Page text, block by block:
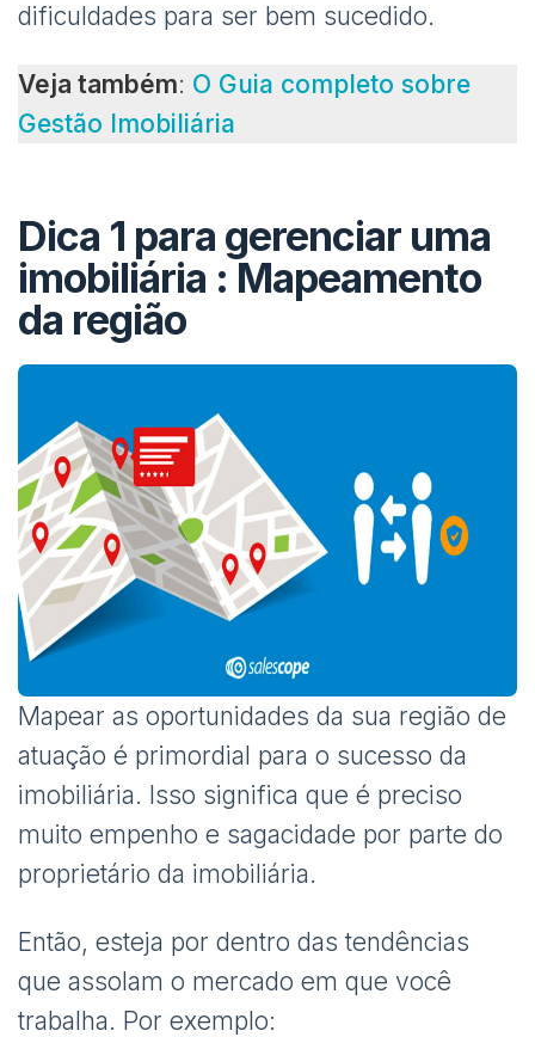
dificuldades para ser bem sucedido.
Veja também: O Guia completo sobre
Gestão Imobiliária
Dica 1 para gerenciar uma
imobiliária : Mapeamento
da região
Mapear as oportunidades da sua região de
atuação é primordial para o sucesso da
imobiliária. Isso significa que é preciso
muito empenho e sagacidade por parte do
proprietário da imobiliária.
Então, esteja por dentro das tendências
que assolam o mercado em que você
trabalha. Por exemplo: